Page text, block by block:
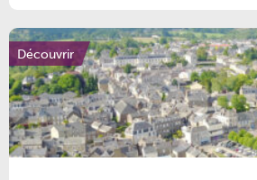
Découvrir